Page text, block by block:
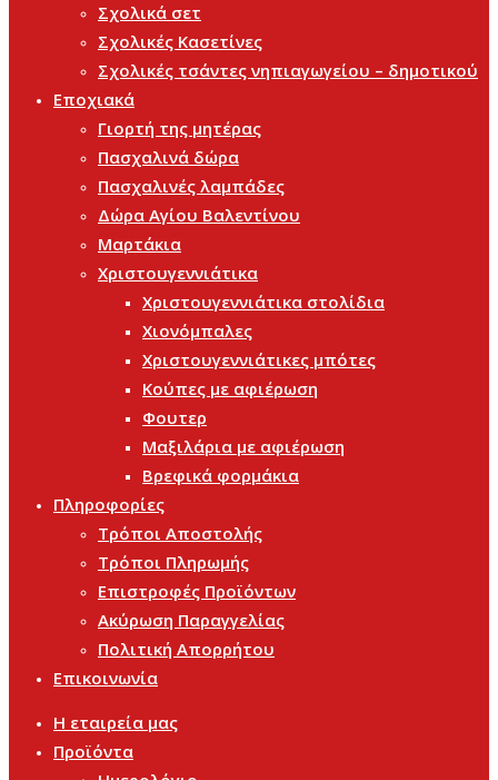
Σχολικά σετ
Σχολικές Κασετίνες
Σχολικές τσάντες νηπιαγωγείου – δημοτικού
Εποχιακά
Γιορτή της μητέρας
Πασχαλινά δώρα
Πασχαλινές λαμπάδες
Δώρα Αγίου Βαλεντίνου
Μαρτάκια
Χριστουγεννιάτικα
Χριστουγεννιάτικα στολίδια
Χιονόμπαλες
Χριστουγεννιάτικες μπότες
Κούπες με αφιέρωση
Φουτερ
Μαξιλάρια με αφιέρωση
Βρεφικά φορμάκια
Πληροφορίες
Τρόποι Αποστολής
Τρόποι Πληρωμής
Επιστροφές Προϊόντων
Ακύρωση Παραγγελίας
Πολιτική Απορρήτου
Επικοινωνία
Η εταιρεία μας
Προϊόντα